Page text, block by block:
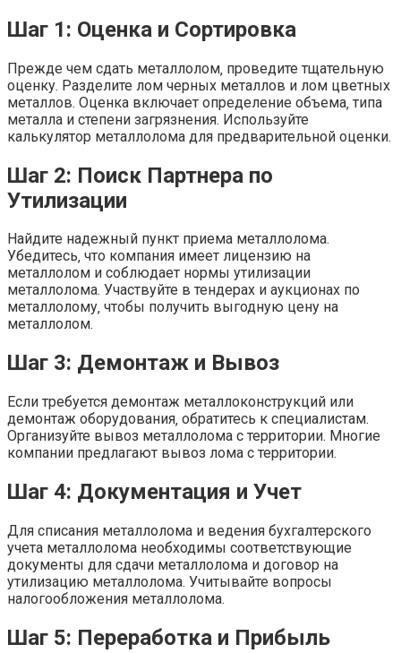
Шаг 1: Оценка и Сортировка
Прежде чем сдать металлолом‚ проведите тщательную
оценку. Разделите лом черных металлов и лом цветных
металлов. Оценка включает определение объема‚ типа
металла и степени загрязнения. Используйте
калькулятор металлолома для предварительной оценки.
Шаг 2: Поиск Партнера по
Утилизации
Найдите надежный пункт приема металлолома.
Убедитесь‚ что компания имеет лицензию на
металлолом и соблюдает нормы утилизации
металлолома. Участвуйте в тендерах и аукционах по
металлолому‚ чтобы получить выгодную цену на
металлолом.
Шаг 3: Демонтаж и Вывоз
Если требуется демонтаж металлоконструкций или
демонтаж оборудования‚ обратитесь к специалистам.
Организуйте вывоз металлолома с территории. Многие
компании предлагают вывоз лома с территории.
Шаг 4: Документация и Учет
Для списания металлолома и ведения бухгалтерского
учета металлолома необходимы соответствующие
документы для сдачи металлолома и договор на
утилизацию металлолома. Учитывайте вопросы
налогообложения металлолома.
Шаг 5: Переработка и Прибыль